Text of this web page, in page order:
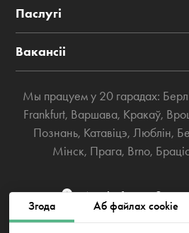
Згода Аб файлах cookie
Паслугі
Вакансіі
Мы працуем у 20 гарадах:
Frankfurt, Варшава, Кракаў,
Познань, Катавіцэ, Люблін,
Мінск, Прага, Brno,
Westhafenstraße 1,